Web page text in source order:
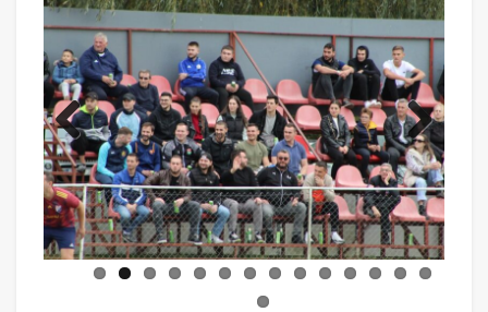
Previ
ous
Next